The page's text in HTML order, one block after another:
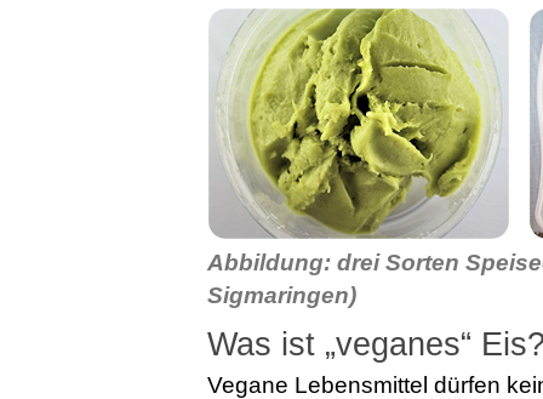
Abbildung: drei Sorten
Sigmaringen)
Was ist „veganes“
Vegane Lebensmittel dürfen